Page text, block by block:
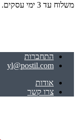
משלוח עד 3 ימי עסקים.
התחברות
yl@postil.com
אודות
צרו קשר